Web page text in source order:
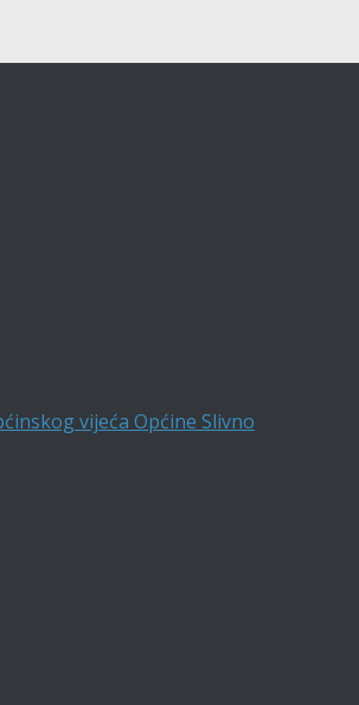
vijeća Općine Slivno